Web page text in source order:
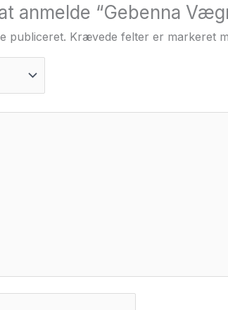
anmelde “Gebenna
publiceret. Krævede felter er markeret